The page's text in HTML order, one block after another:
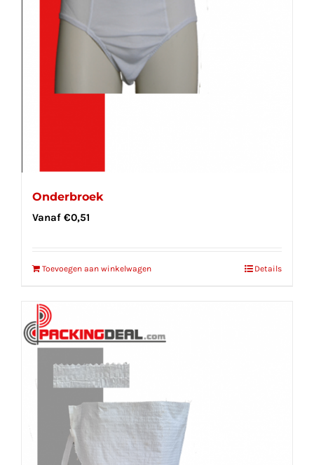
Onderbroek
Vanaf €0,51
Toevoegen aan winkelwagen Details